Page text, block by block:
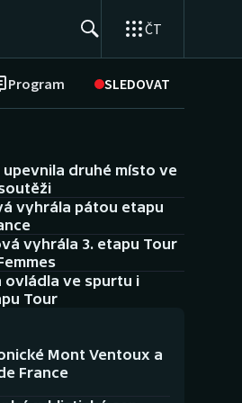
ČT
Program SLEDOVAT
upevnila druhé místo ve
vyhrála pátou etapu
vyhrála 3. etapu Tour
ovládla ve spurtu i
Tour
Mont Ventoux a
France